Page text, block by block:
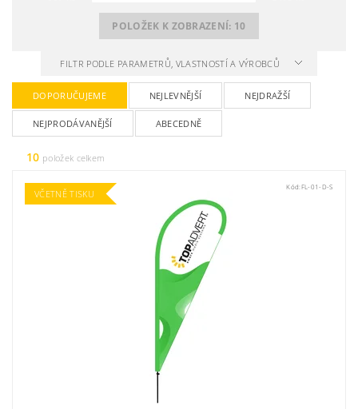
POLOŽEK K ZOBRAZENÍ: 10
FILTR PODLE PARAMETRŮ, VLASTNOSTÍ A VÝROBCŮ
DOPORUČUJEME NEJLEVNĚJŠÍ NEJDRAŽŠÍ
NEJPRODÁVANĚJŠÍ ABECEDNĚ
10 položek celkem
VČETNĚ TISKU
Kód: FL-01-D-S